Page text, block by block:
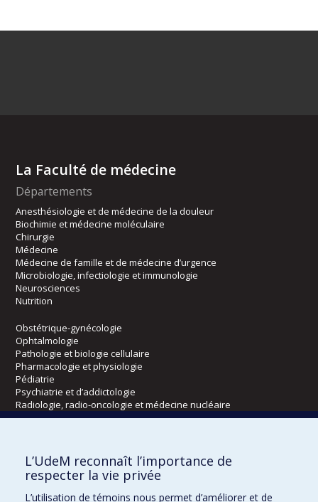
La Faculté de médecine
Départements
Anesthésiologie et de médecine de la douleur
Biochimie et médecine moléculaire
Chirurgie
Médecine
Médecine de famille et de médecine d’urgence
Microbiologie, infectiologie et immunologie
Neurosciences
Nutrition
Obstétrique-gynécologie
Ophtalmologie
Pathologie et biologie cellulaire
Pharmacologie et physiologie
Pédiatrie
Psychiatrie et d’addictologie
Radiologie, radio-oncologie et médecine nucléaire
Écoles
Kinésiologie et des sciences de l’activité physique
Orthophonie et audiologie
Réadaptation
L’UdeM reconnaît l’importance de
respecter la vie privée
L’utilisation de témoins nous permet d’améliorer et de